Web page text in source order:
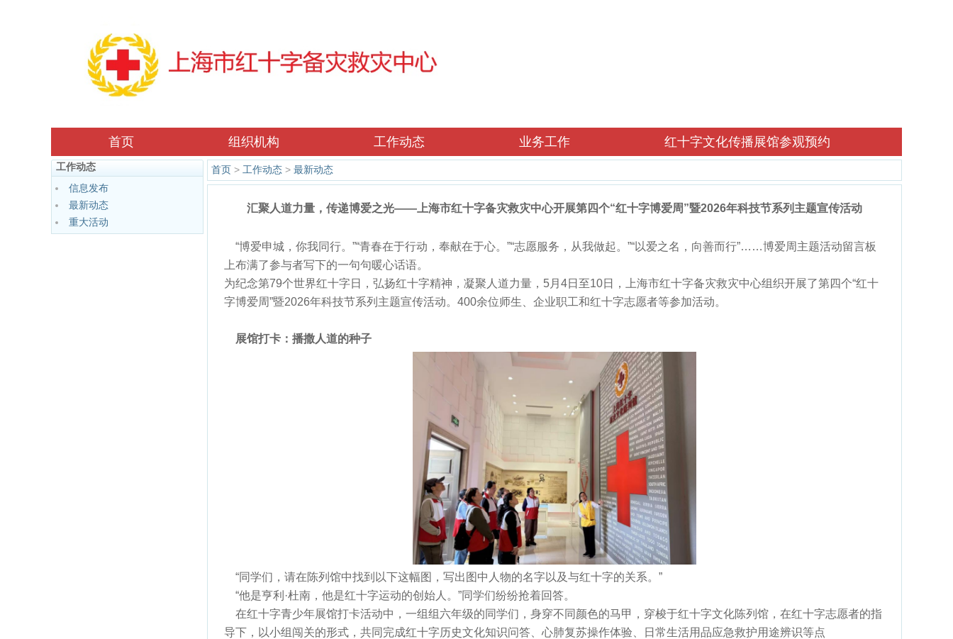
首页 组织机构 工作动态 业务工作 红十字文化传播展馆参观预约
工作动态
信息发布
最新动态
重大活动
首页 > 工作动态 > 最新动态
汇聚人道力量，传递博爱之光——上海市红十字备灾救灾中心开展第四个“红十字博爱周”暨2026年科技节系列主题宣传活动
“博爱申城，你我同行。”“青春在于行动，奉献在于心。”“志愿服务，从我做起。”“以爱之名，向善而行”……博爱周主题活动留言板
上布满了参与者写下的一句句暖心话语。
为纪念第79个世界红十字日，弘扬红十字精神，凝聚人道力量，5月4日至10日，上海市红十字备灾救灾中心组织开展了第四个“红十
字博爱周”暨2026年科技节系列主题宣传活动。400余位师生、企业职工和红十字志愿者等参加活动。
展馆打卡：播撒人道的种子
“同学们，请在陈列馆中找到以下这幅图，写出图中人物的名字以及与红十字的关系。”
“他是亨利·杜南，他是红十字运动的创始人。”同学们纷纷抢着回答。
在红十字青少年展馆打卡活动中，一组组六年级的同学们，身穿不同颜色的马甲，穿梭于红十字文化陈列馆，在红十字志愿者的指
导下，以小组闯关的形式，共同完成红十字历史文化知识问答、心肺复苏操作体验、日常生活用品应急救护用途辨识等点